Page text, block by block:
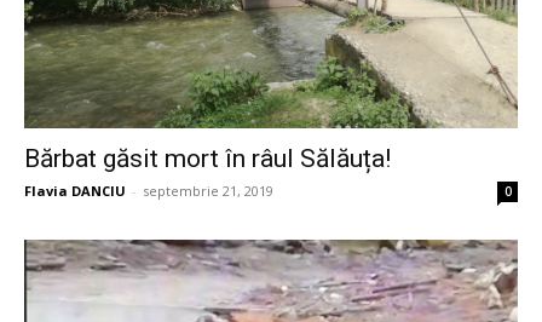
Bărbat găsit mort în râul Sălăuța!
Flavia DANCIU - septembrie 21, 2019 0